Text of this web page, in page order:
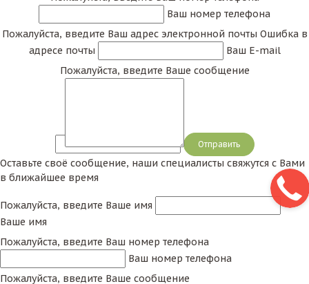
Ваш номер телефона
Пожалуйста, введите Ваш адрес электронной почты Ошибка в
адресе почты
Ваш E-mail
Пожалуйста, введите Ваше сообщение
Сообщение
Оставьте своё сообщение, наши специалисты свяжутся с Вами
в ближайшее время
Пожалуйста, введите Ваше имя
Ваше имя
Пожалуйста, введите Ваш номер телефона
Ваш номер телефона
Пожалуйста, введите Ваше сообщение